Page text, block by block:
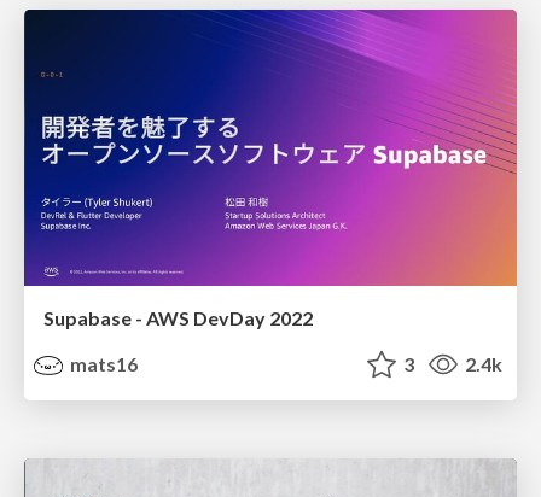
Supabase - AWS DevDay 2022
mats16
3 2.4k